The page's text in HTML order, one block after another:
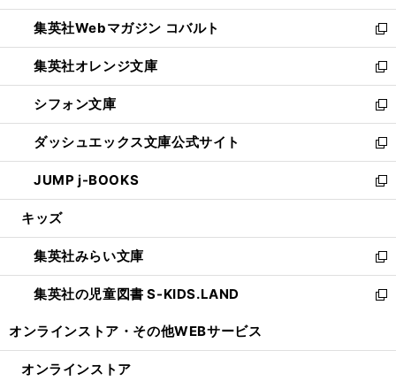
開
く
ウ
で
開
く
ン
ド
ウ
で
開
く
ウ
ィ
ン
ド
ウ
で
開
く
集英社Webマガジン コバルト
新
し
い
ウ
ィ
ン
ド
ウ
で
開
集英社オレンジ文庫
新
し
い
ウ
ィ
ン
ド
ウ
開
く
シフォン文庫
新
し
い
ウ
ィ
ン
ウ
で
開
く
ダッシュエックス文庫公式サイト
新
し
い
ウ
ン
ド
ウ
で
JUMP j-BOOKS
新
し
ウ
ィ
ン
ド
開
キッズ
集英社みらい文庫
新
し
い
ン
集英社の児童図書 S-KIDS.LAND
新
ウ
オンラインストア・ その他WEBサービス
オンラインストア